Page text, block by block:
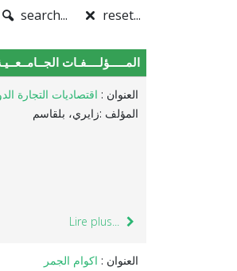
search... reset...
المـــــؤلــــفـات
العنوان : اقتصاديات التجارة
المؤلف :زايري، بلقاسم
Lire plus...
العنوان : اكوام الجمر